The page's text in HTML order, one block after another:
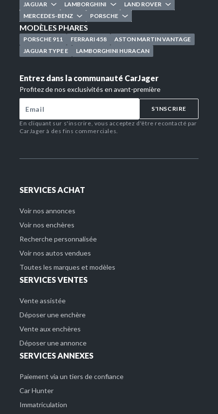
JAGUAR
LAMBORGHINI
LAND ROVER
MERCEDES-BENZ
PORSCHE
MODÈLES PHARES
PORSCHE 911 FERRARI 458
ASTON MARTIN VANTAGE
JAGUAR TYPE E
LAMBORGHINI HURACAN
Entrez dans la communauté CarJager
Profitez de nos exclusivités en avant-première
S'INSCRIRE
En cliquant sur s'inscrire, vous acceptez d'être recontacté par
CarJager à des fins commerciales.
SERVICES ACHAT
Voir nos annonces
Voir nos enchères
Recherche personnalisée
Voir nos autos vendues
Toutes les marques et modèles
SERVICES VENTES
Vente assistée
Déposer une enchère
Vente aux enchères
Déposer une annonce
SERVICES ANNEXES
Paiement via un tiers de confiance
Car Hunter
Immatriculation